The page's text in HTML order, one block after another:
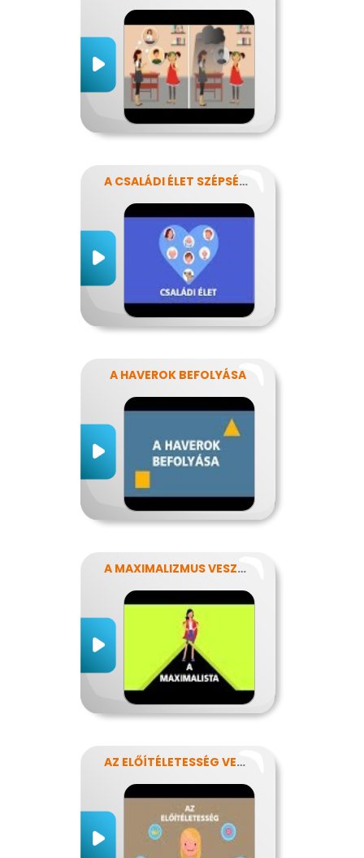
A CSALÁDI ÉLET SZÉPSÉGEI ÉS NEHÉZSÉGEI
A HAVEROK BEFOLYÁSA
A MAXIMALIZMUS VESZÉLYEI
AZ ELŐÍTÉLETESSÉG VESZÉLYEI